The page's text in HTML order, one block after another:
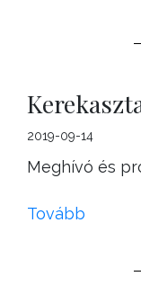
2019-09-14
Meghívó és
Tovább